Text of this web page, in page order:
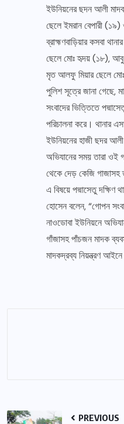
ইউনিয়নের ছদন আলী মাদবর
ছেলে ইমরান বেপারী
ব্রাহ্মণবাড়িয়ার কসবা
ছেলে মোঃ হৃদয় (১৮), আবু
মৃত আলফু মিয়ার ছেলে
পুলিশ সূত্রে জানা গেছে,
সংবাদের ভিত্তিতে
পরিচালনা করে। থানার
ইউনিয়নের হাজী ছদর আলী
অভিযানের সময় তারা ওই
থেকে দেড় কেজি
এ বিষয়ে পদ্মাসেতু দক্ষিণ
হোসেন বলেন, “গোপন
নাওডোবা ইউনিয়নে
গাঁজাসহ পাঁচজন মাদক
মাদকদ্রব্য নিয়ন্ত্রণ
PREVIOUS